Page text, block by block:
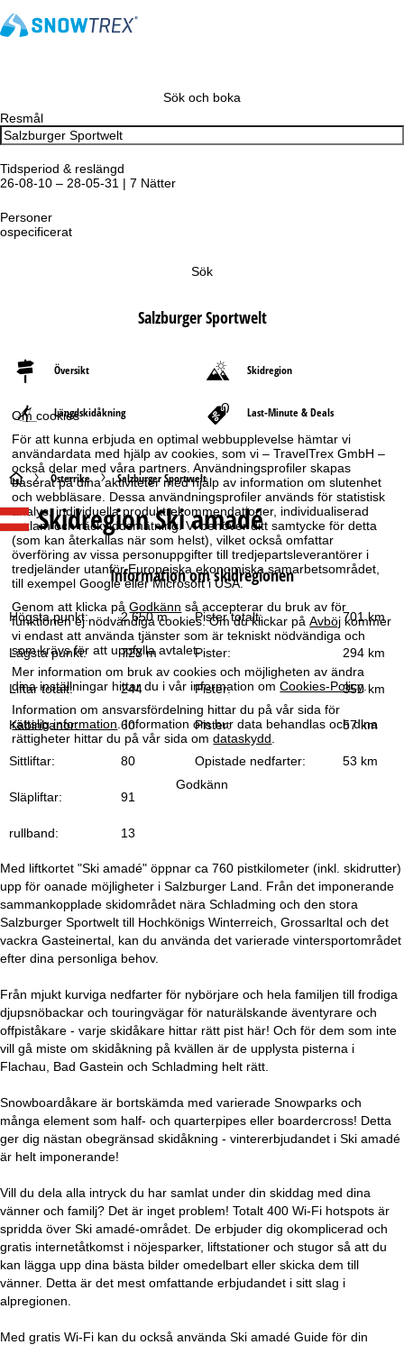
Om cookies
För att kunna erbjuda en optimal webbupplevelse hämtar vi
användardata med hjälp av cookies, som vi – TravelTrex GmbH –
också delar med våra partners. Användningsprofiler skapas
baserat på dina aktiviteter med hjälp av information om slutenhet
och webbläsare. Dessa användningsprofiler används för statistisk
analys, individuella produktrekommendationer, individualiserad
reklam och räckviddsmätning. Vi behöver ditt samtycke för detta
(som kan återkallas när som helst), vilket också omfattar
överföring av vissa personuppgifter till tredjepartsleverantörer i
tredjeländer utanför Europeiska ekonomiska samarbetsområdet,
till exempel Google eller Microsoft i USA.
Genom att klicka påGodkänn så accepterar du bruk av för
funktionen ej nödvändiga cookies. Om du klickar påAvböj kommer
vi endast att använda tjänster som är tekniskt nödvändiga och
som krävs för att uppfylla avtalet.
Mer information om bruk av cookies och möjligheten av ändra
dina inställningar hittar du i vår information omCookies-Policy.
Information om ansvarsfördelning hittar du på vår sida för
rättslig information. Information om hur data behandlas och dina
rättigheter hittar du på vår sida omdataskydd.
Godkänn
Sök och boka
Resmål
Tidsperiod & reslängd
26-08-10 – 28-05-31 | 7 Nätter
Personer
ospecificerat
Sök
Salzburger Sportwelt
Översikt Skidregion
Längdskidåkning Last-Minute & Deals
S
t
a
r
t
s
d
Österrike Salzburger Sportwelt
Skidregion Ski amadé
Information om skidregionen
Högsta punkt: 2 650 m Pister totalt: 701 km
Lägsta punkt: 728 m Pister: 294 km
Liftar totalt: 244 Pister: 350 km
Kabinbanor: 60 Pister: 57 km
Sittliftar: 80 Opistade nedfarter: 53 km
Släpliftar: 91
rullband: 13
Med liftkortet "Ski amadé" öppnar ca 760 pistkilometer (inkl. skidrutter)
upp för oanade möjligheter i Salzburger Land. Från det imponerande
sammankopplade skidområdet nära Schladming och den stora
Salzburger Sportwelt till Hochkönigs Winterreich, Grossarltal och det
vackra Gasteinertal, kan du använda det varierade vintersportområdet
efter dina personliga behov.
Från mjukt kurviga nedfarter för nybörjare och hela familjen till frodiga
djupsnöbackar och touringvägar för naturälskande äventyrare och
offpiståkare - varje skidåkare hittar rätt pist här! Och för dem som inte
vill gå miste om skidåkning på kvällen är de upplysta pisterna i
Flachau, Bad Gastein och Schladming helt rätt.
Snowboardåkare är bortskämda med varierade Snowparks och
många element som half- och quarterpipes eller boardercross! Detta
ger dig nästan obegränsad skidåkning - vintererbjudandet i Ski amadé
är helt imponerande!
Vill du dela alla intryck du har samlat under din skiddag med dina
vänner och familj? Det är inget problem! Totalt 400 Wi-Fi hotspots är
spridda över Ski amadé-området. De erbjuder dig okomplicerad och
gratis internetåtkomst i nöjesparker, liftstationer och stugor så att du
kan lägga upp dina bästa bilder omedelbart eller skicka dem till
vänner. Detta är det mest omfattande erbjudandet i sitt slag i
alpregionen.
Med gratis Wi-Fi kan du också använda Ski amadé Guide för din